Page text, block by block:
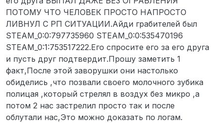
ПОТОМУ ЧТО ЧЕЛОВЕК ПРОСТО НАПРОСТО
ЛИВНУЛ С РП СИТУАЦИИ.Айди грабителей был
STEAM_0:0:797735960 STEAM_0:0:535470196
STEAM_0:1:753517222.Его спросите его за его друга
и пусть друг подтвердит.Прошу заметить 1
факт,После этой заворушки они настолько
обиделись ,что позвали своего молочного зубика
полицая ,который стрелял в воздух без микро ,а
потом 2 нас застрелил просто так и после
облутали нас,Это можно доказать по логам.